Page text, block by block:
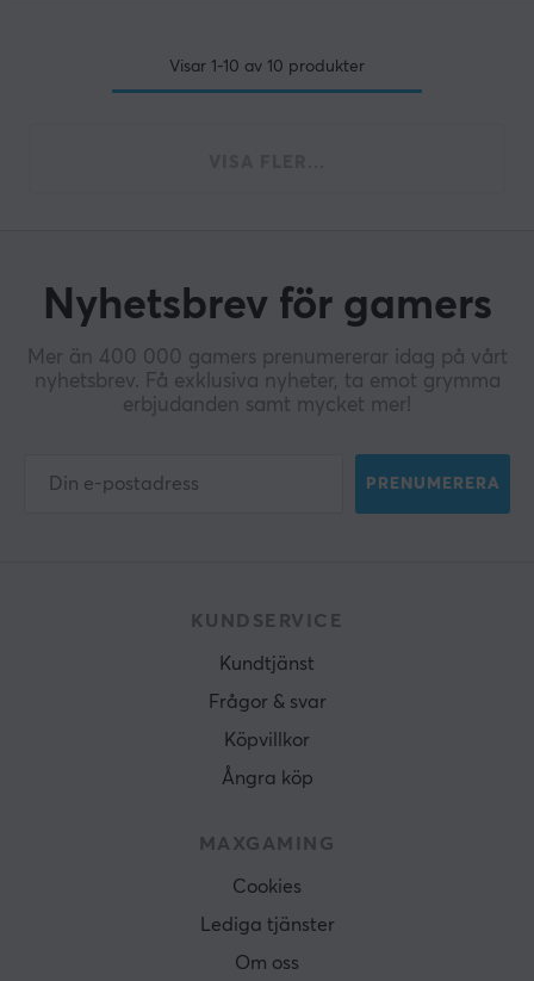
Visar 1-10 av 10 produkter
Nyhetsbrev för gamers
Mer än 400 000 gamers prenumererar idag på vårt
nyhetsbrev. Få exklusiva nyheter, ta emot grymma
erbjudanden samt mycket mer!
PRENUMERERA
KUNDSERVICE
Kundtjänst
Frågor & svar
Köpvillkor
Ångra köp
MAXGAMING
Cookies
Lediga tjänster
Om oss